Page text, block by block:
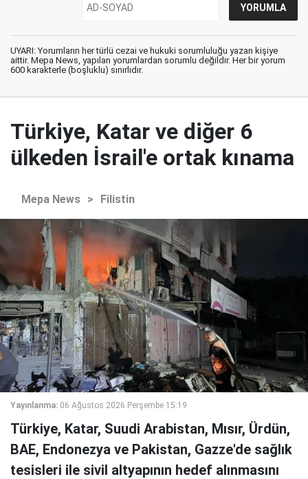
UYARI: Yorumların her türlü cezai ve hukuki sorumluluğu yazan kişiye
aittir. Mepa News, yapılan yorumlardan sorumlu değildir. Her bir yorum
600 karakterle (boşluklu) sınırlıdır.
Türkiye, Katar ve diğer 6
ülkeden İsrail'e ortak kınama
Mepa News > Filistin
Yayınlanma: 06 Ağustos 2026 Perşembe 15:19
Türkiye, Katar, Suudi Arabistan, Mısır, Ürdün,
BAE, Endonezya ve Pakistan, Gazze'de sağlık
tesisleri ile sivil altyapının hedef alınmasını